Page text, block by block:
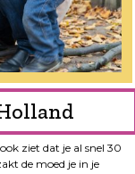
ziet dat je al snel 30
de moed je in je